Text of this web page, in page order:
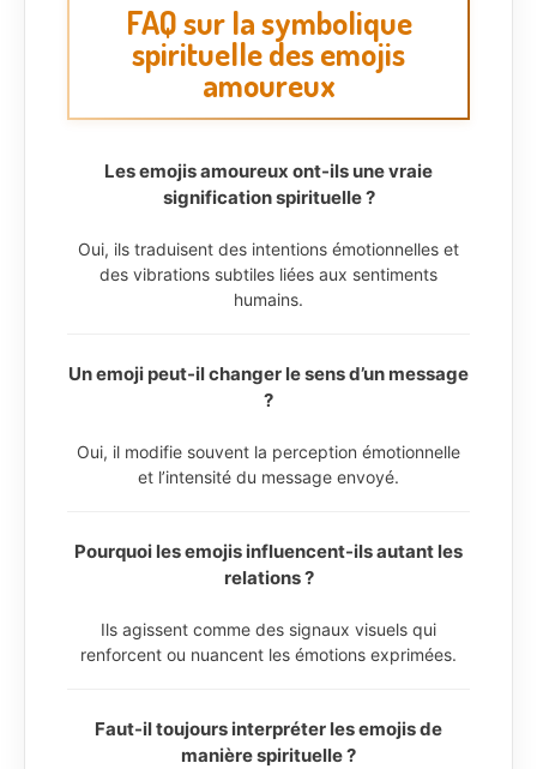
FAQ sur la symbolique
spirituelle des emojis
amoureux
Les emojis amoureux ont-ils une vraie
signification spirituelle ?
Oui, ils traduisent des intentions émotionnelles et
des vibrations subtiles liées aux sentiments
humains.
Un emoji peut-il changer le sens d’un message
?
Oui, il modifie souvent la perception émotionnelle
et l’intensité du message envoyé.
Pourquoi les emojis influencent-ils autant les
relations ?
Ils agissent comme des signaux visuels qui
renforcent ou nuancent les émotions exprimées.
Faut-il toujours interpréter les emojis de
manière spirituelle ?